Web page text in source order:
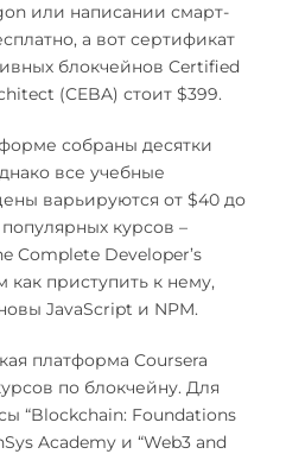
или написании смарт-
а вот сертификат
блокчейнов Certified
(CEBA) стоит $399.
собраны десятки
все учебные
варьируются от $40 до
курсов –
Complete Developer’s
как приступить к нему,
JavaScript и NPM.
платформа Coursera
по блокчейну. Для
“Blockchain: Foundations
Academy и “Web3 and